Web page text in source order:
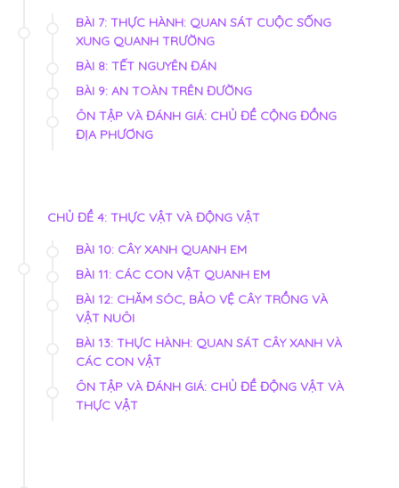
BÀI 7: THỰC HÀNH: QUAN SÁT CUỘC SỐNG
XUNG QUANH TRƯỜNG
BÀI 8: TẾT NGUYÊN ĐÁN
BÀI 9: AN TOÀN TRÊN ĐƯỜNG
ÔN TẬP VÀ ĐÁNH GIÁ: CHỦ ĐỀ CỘNG ĐỒNG
ĐỊA PHƯƠNG
CHỦ ĐỀ 4: THỰC VẬT VÀ ĐỘNG VẬT
BÀI 10: CÂY XANH QUANH EM
BÀI 11: CÁC CON VẬT QUANH EM
BÀI 12: CHĂM SÓC, BẢO VỆ CÂY TRỒNG VÀ
VẬT NUÔI
BÀI 13: THỰC HÀNH: QUAN SÁT CÂY XANH VÀ
CÁC CON VẬT
ÔN TẬP VÀ ĐÁNH GIÁ: CHỦ ĐỀ ĐỘNG VẬT VÀ
THỰC VẬT